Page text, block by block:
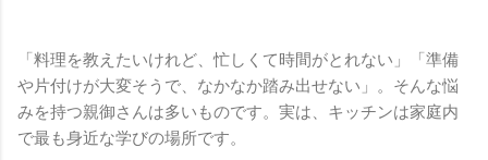
「料理を教えたいけれど、忙しくて時間がとれない」「準備
や片付けが大変そうで、なかなか踏み出せない」。そんな悩
みを持つ親御さんは多いものです。実は、キッチンは家庭内
で最も身近な学びの場所です。